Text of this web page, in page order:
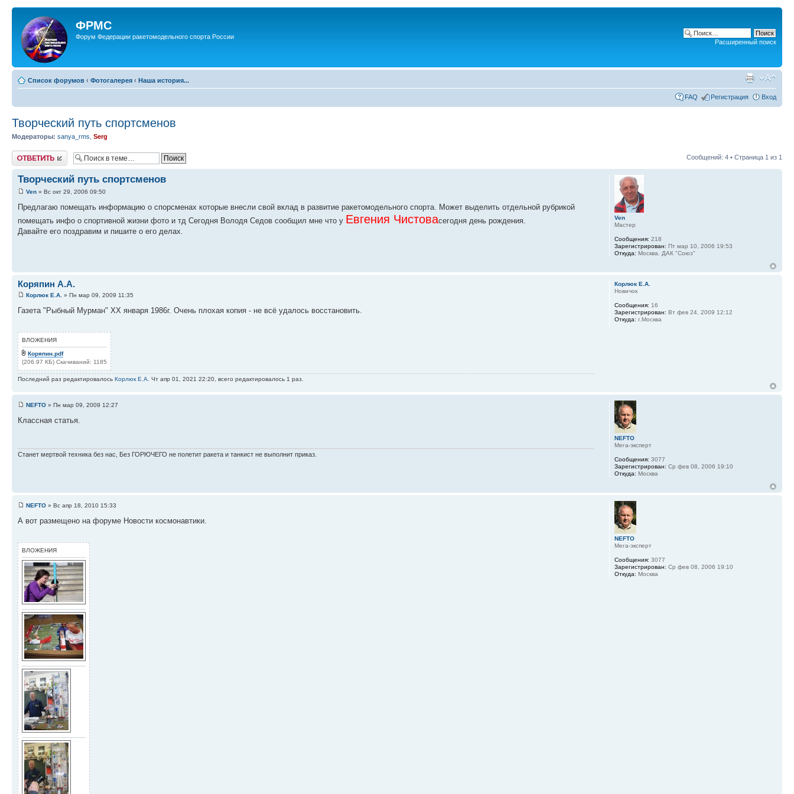
ФРМС
Форум Федерации ракетомодельного спорта России
Расширенный поиск
Список форумов ‹ Фотогалерея ‹ Наша история...
FAQ Регистрация Вход
Творческий путь спортсменов
Модераторы: sanya_rms Serg
Ответить Сообщений: 4 • Страница 1 из 1
Творческий путь спортсменов
Ven » Вс окт 29, 2006 09:50
Предлагаю помещать информацию о спорсменах которые внесли свой вклад в развитие ракетомодельного спорта. Может выделить отдельной рубрикой
помещать инфо о спортивной жизни фото и тд Сегодня Володя Седов сообщил мне что у Евгения Чистовасегодня день рождения.
Давайте его поздравим и пишите о его делах.
Ven
Мастер
Сообщения: 218
Зарегистрирован: Пт мар 10, 2006 19:53
Откуда: Москва. ДАК "Союз"
Коряпин А.А.
Корлюк Е.А. » Пн мар 09, 2009 11:35
Газета "Рыбный Мурман" ХХ января 1986г. Очень плохая копия - не всё удалось восстановить.
ВЛОЖЕНИЯ
Коряпин.pdf
(206.97 КБ) Скачиваний: 1185
Последний раз редактировалось Корлюк Е.А. Чт апр 01, 2021 22:20, всего редактировалось 1 раз.
Корлюк Е.А.
Новичок
Сообщения: 16
Зарегистрирован: Вт фев 24, 2009 12:12
Откуда: г.Москва
NEFTO » Пн мар 09, 2009 12:27
Классная статья.
Станет мертвой техника без нас, Без ГОРЮЧЕГО не полетит ракета и танкист не выполнит приказ.
NEFTO
Мега-эксперт
Сообщения: 3077
Зарегистрирован: Ср фев 08, 2006 19:10
Откуда: Москва
NEFTO » Вс апр 18, 2010 15:33
А вот размещено на форуме Новости космонавтики.
ВЛОЖЕНИЯ
NEFTO
Мега-эксперт
Сообщения: 3077
Зарегистрирован: Ср фев 08, 2006 19:10
Откуда: Москва